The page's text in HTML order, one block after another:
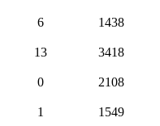
6 1438
13 3418
0 2108
1 1549